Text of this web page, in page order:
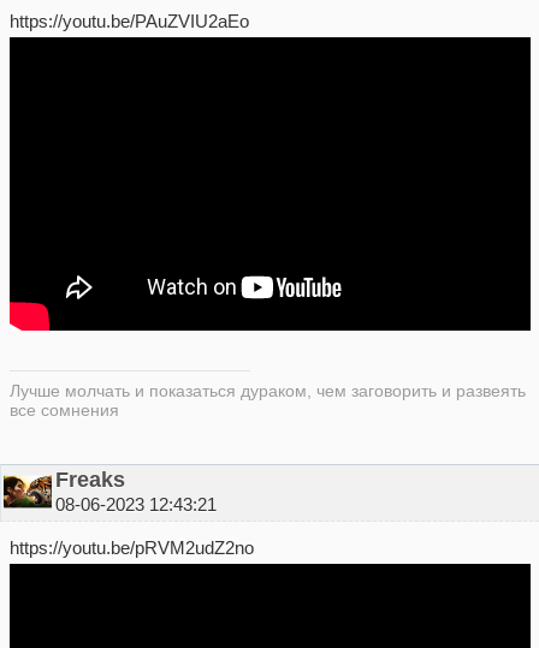
https://youtu.be/PAuZVIU2aEo
Лучше молчать и показаться дураком, чем заговорить и развеять
все сомнения
Freaks
08-06-2023 12:43:21
https://youtu.be/pRVM2udZ2no